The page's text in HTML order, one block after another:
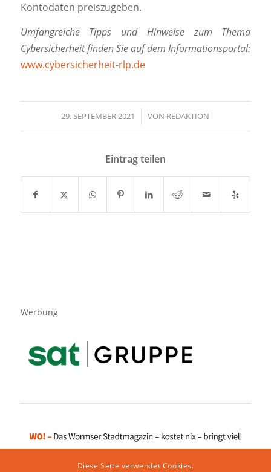
Kontodaten preiszugeben.
Umfangreiche Tipps und Hinweise zum Thema
Cybersicherheit finden Sie auf dem Informationsportal:
www.cybersicherheit-rlp.de
29. SEPTEMBER 2021
/ VON REDAKTION
Eintrag teilen
Werbung
Diese Seite verwendet Cookies.